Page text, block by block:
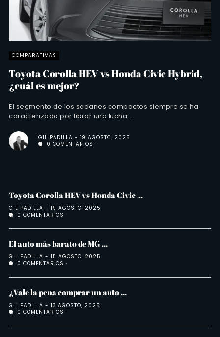
COMPARATIVAS
Toyota Corolla HEV vs Honda Civic Hybrid,
¿cuál es mejor?
El segmento de los sedanes compactos siempre se ha
caracterizado por librar una lucha ...
GIL PADILLA
19 AGOSTO, 2025
0 COMENTARIOS
Toyota Corolla HEV vs Honda Civic ...
GIL PADILLA
19 AGOSTO, 2025
0 COMENTARIOS
El auto más barato de MG ...
GIL PADILLA
15 AGOSTO, 2025
0 COMENTARIOS
¿Vale la pena comprar un auto ...
GIL PADILLA
13 AGOSTO, 2025
0 COMENTARIOS